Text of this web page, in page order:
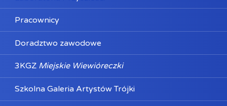
Pracownicy
Doradztwo zawodowe
3KGZ Miejskie Wiewióreczki
Szkolna Galeria Artystów Trójki